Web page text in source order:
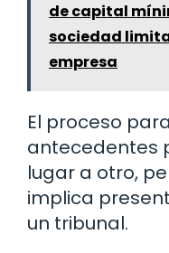
de capital
sociedad
empresa
El proceso
antecedentes
lugar a otro,
implica
un tribunal.